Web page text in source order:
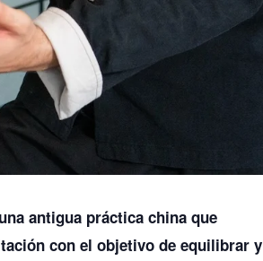
antigua práctica china que
con el objetivo de equilibrar y